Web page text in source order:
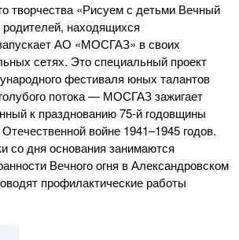
творчества «Рисуем с детьми Вечный
родителей, находящихся
АО «МОСГАЗ» в своих
сетях. Это специальный проект
фестиваля юных талантов
потока — МОСГАЗ зажигает
к празднованию75-й годовщины
войне 1941–1945 годов.
со дня основания занимаются
Вечного огня в Александровском
профилактические работы